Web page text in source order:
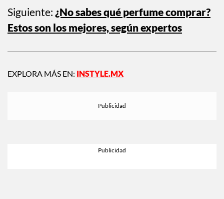
Siguiente: ¿No sabes qué perfume comprar?
Estos son los mejores, según expertos
EXPLORA MÁS EN: INSTYLE.MX